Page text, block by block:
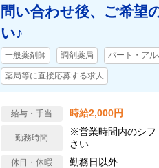
問い合わせ後、ご希望
い♪
一般薬剤師 調剤薬局 パート・アル
薬局等に直接応募する求人
給与・手当 時給2,000円
勤務時間
※営業時間内のシフ
さい
休日・休暇 勤務日以外